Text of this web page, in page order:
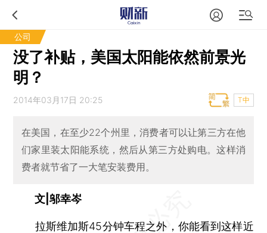
公司
没了补贴，美国太阳能依然前景光
明？
2014年03月17日 20:25 T中
在美国，在至少22个州里，消费者可以让第三方在他
们家里装太阳能系统，然后从第三方处购电。这样消
费者就节省了一大笔安装费用。
文|邬幸岑
拉斯维加斯45分钟车程之外，你能看到这样近